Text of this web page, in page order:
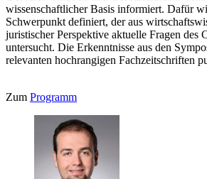
wissenschaftlicher Basis informiert. Dafür
Schwerpunkt definiert, der aus
juristischer Perspektive aktuelle Fragen des
untersucht. Die Erkenntnisse aus den
relevanten hochrangigen Fachzeitschriften
Zum Programm